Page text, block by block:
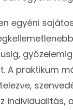
egyéni
A praktikum